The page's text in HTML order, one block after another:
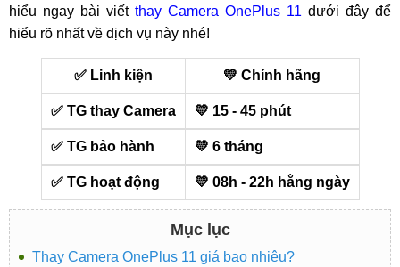
hiểu ngay bài viết thay Camera OnePlus 11 dưới đây để
hiểu rõ nhất về dịch vụ này nhé!
✅ Linh kiện 💛 Chính hãng
✅ TG thay Camera 💛 15 - 45 phút
✅ TG bảo hành 💛 6 tháng
✅ TG hoạt động 💛 08h - 22h hằng ngày
Mục lục
Thay Camera OnePlus 11 giá bao nhiêu?